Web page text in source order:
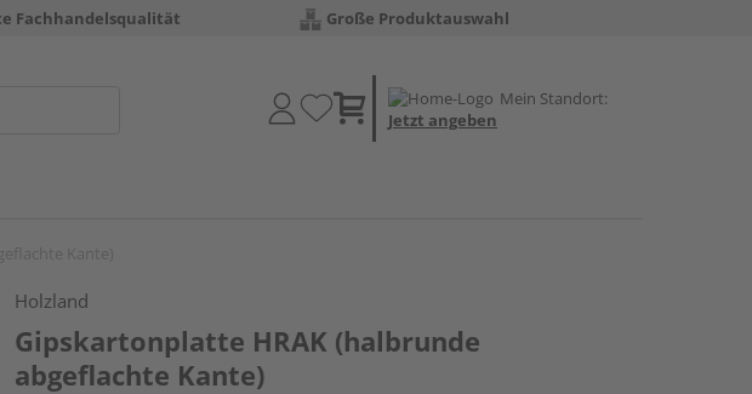
Fachhandelsqualität Große Produktauswahl
Mein Standort:
Jetzt angeben
Holzland
Gipskartonplatte HRAK (halbrunde
abgeflachte Kante)